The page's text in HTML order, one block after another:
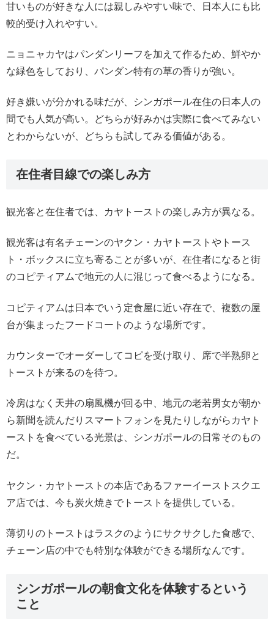
甘いものが好きな人には親しみやすい味で、日本人にも比
較的受け入れやすい。
ニョニャカヤはパンダンリーフを加えて作るため、鮮やか
な緑色をしており、パンダン特有の草の香りが強い。
好き嫌いが分かれる味だが、シンガポール在住の日本人の
間でも人気が高い。どちらが好みかは実際に食べてみない
とわからないが、どちらも試してみる価値がある。
在住者目線での楽しみ方
観光客と在住者では、カヤトーストの楽しみ方が異なる。
観光客は有名チェーンのヤクン・カヤトーストやトース
ト・ボックスに立ち寄ることが多いが、在住者になると街
のコピティアムで地元の人に混じって食べるようになる。
コピティアムは日本でいう定食屋に近い存在で、複数の屋
台が集まったフードコートのような場所です。
カウンターでオーダーしてコピを受け取り、席で半熟卵と
トーストが来るのを待つ。
冷房はなく天井の扇風機が回る中、地元の老若男女が朝か
ら新聞を読んだりスマートフォンを見たりしながらカヤト
ーストを食べている光景は、シンガポールの日常そのもの
だ。
ヤクン・カヤトーストの本店であるファーイーストスクエ
ア店では、今も炭火焼きでトーストを提供している。
薄切りのトーストはラスクのようにサクサクした食感で、
チェーン店の中でも特別な体験ができる場所なんです。
シンガポールの朝食文化を体験するという
こと